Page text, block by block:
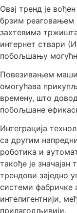
Овај тренд је
брзим реаговањем
захтевима
интернет ствари
побољшању
Повезивањем
омогућава
времену, што
побољшане
Интеграција
са другим
роботика и
такође је значајан
трендови заједно
системи фабричке
интелигентнији,
прилагодљивији.